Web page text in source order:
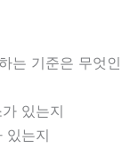
는 기준은 무엇인
있는지
있는지